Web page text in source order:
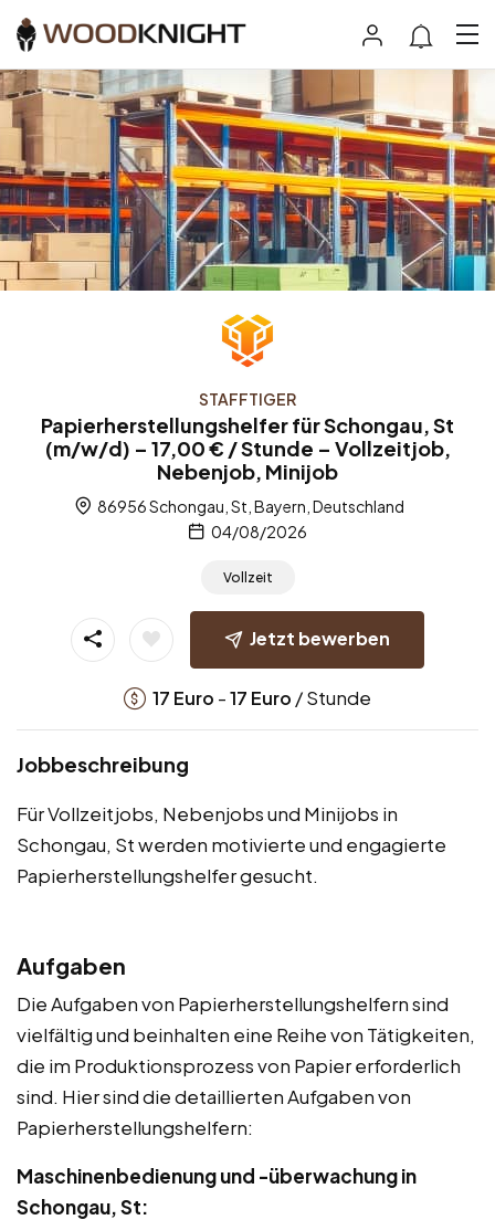
STAFFTIGER
Papierherstellungshelfer für Schongau, St
(m/w/d) – 17,00 € / Stunde – Vollzeitjob,
Nebenjob, Minijob
86956 Schongau, St, Bayern, Deutschland
04/08/2026
Vollzeit
Jetzt bewerben
17 Euro -17 Euro / Stunde
Jobbeschreibung
Für Vollzeitjobs, Nebenjobs und Minijobs in
Schongau, St werden motivierte und engagierte
Papierherstellungshelfer gesucht.
Aufgaben
Die Aufgaben von Papierherstellungshelfern sind
vielfältig und beinhalten eine Reihe von Tätigkeiten,
die im Produktionsprozess von Papier erforderlich
sind. Hier sind die detaillierten Aufgaben von
Papierherstellungshelfern:
Maschinenbedienung und -überwachung in
Schongau, St: